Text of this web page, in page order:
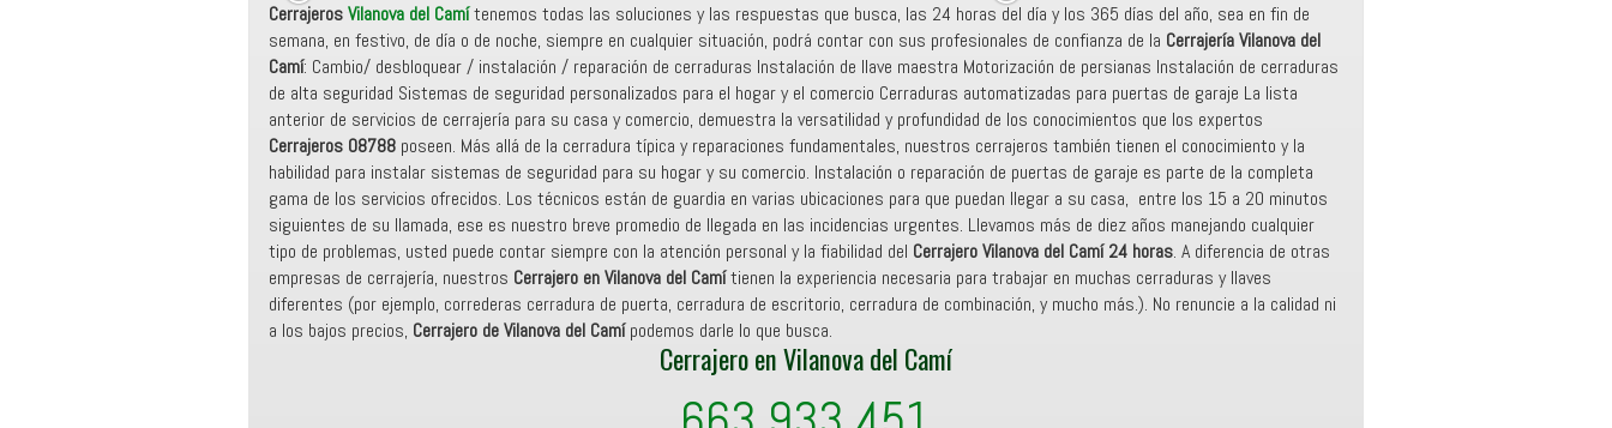
CerrajerosVilanova del Camítenemos todas las soluciones y las respuestas que busca, las 24 horas del día y los 365 días del año, sea en fin de
semana, en festivo, de día o de noche, siempre en cualquier situación, podrá contar con sus profesionales de confianza de la Cerrajería Vilanova del
Camí: Cambio/ desbloquear / instalación / reparación de cerraduras Instalación de llave maestra Motorización de persianas Instalación de cerraduras
de alta seguridad Sistemas de seguridad personalizados para el hogar y el comercio Cerraduras automatizadas para puertas de garaje La lista
anterior de servicios de cerrajería para su casa y comercio, demuestra la versatilidad y profundidad de los conocimientos que los expertos
Cerrajeros 08788 poseen. Más allá de la cerradura típica y reparaciones fundamentales, nuestros cerrajeros también tienen el conocimiento y la
habilidad para instalar sistemas de seguridad para su hogar y su comercio. Instalación o reparación de puertas de garaje es parte de la completa
gama de los servicios ofrecidos. Los técnicos están de guardia en varias ubicaciones para que puedan llegar a su casa, entre los 15 a 20 minutos
siguientes de su llamada, ese es nuestro breve promedio de llegada en las incidencias urgentes. Llevamos más de diez años manejando cualquier
tipo de problemas, usted puede contar siempre con la atención personal y la fiabilidad del Cerrajero Vilanova del Camí 24 horas. A diferencia de otras
empresas de cerrajería, nuestros Cerrajero en Vilanova del Camítienen la experiencia necesaria para trabajar en muchas cerraduras y llaves
diferentes (por ejemplo, correderas cerradura de puerta, cerradura de escritorio, cerradura de combinación, y mucho más.). No renuncie a la calidad ni
a los bajos precios, Cerrajero de Vilanova del Camípodemos darle lo que busca.
Cerrajero en Vilanova del Camí